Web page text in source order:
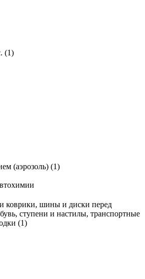
(1)
(аэрозоль) (1)
коврики, шины и диски перед
ступени и настилы, транспортные
(1)